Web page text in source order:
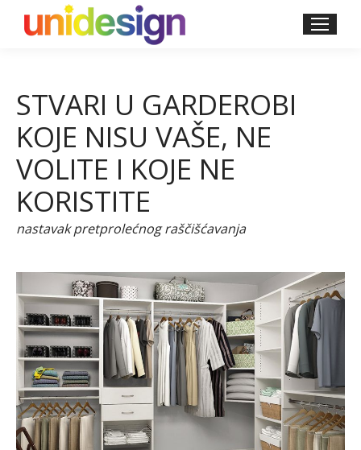
STVARI U GARDEROBI
KOJE NISU VAŠE, NE
VOLITE I KOJE NE
KORISTITE
nastavak pretprolećnog raščišćavanja